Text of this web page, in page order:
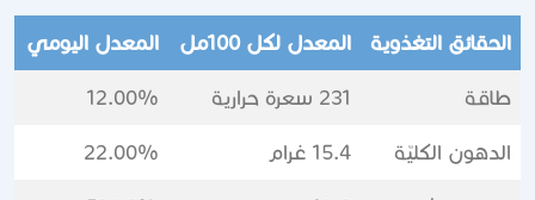
التغذوية المعدل لكل 100مل المعدل اليومي
12.00%
الكليّة 15.4 غرام 22.00%